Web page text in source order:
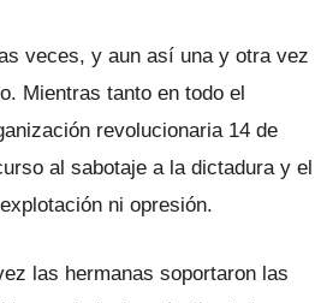
veces, y aun así una y otra vez
Mientras tanto en todo el
revolucionaria 14 de
al sabotaje a la dictadura y el
ni opresión.
las hermanas soportaron las